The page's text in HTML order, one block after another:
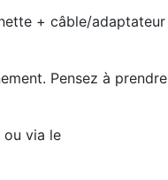
+ câble/adaptateur
Pensez à prendre
ou via le